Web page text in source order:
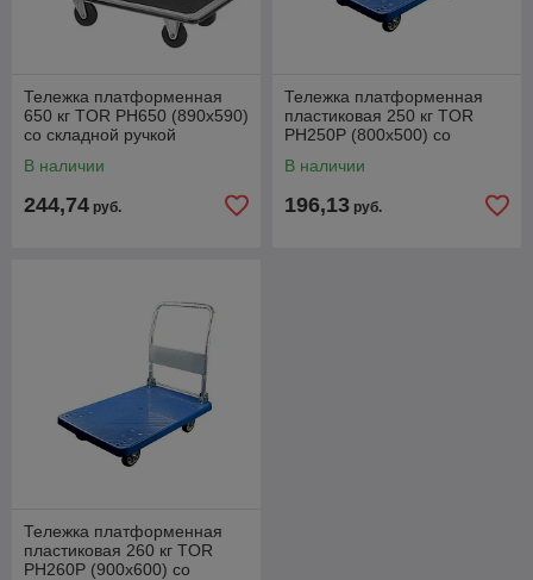
Тележка платформенная
650 кг TOR PH650 (890x590)
со складной ручкой
мм)
В наличии
244,74 руб.
Тележка платформенная
пластиковая 250 кг TOR
PH250P (800х500) со
125 мм)
В наличии
196,13 руб.
Тележка платформенная
пластиковая 260 кг TOR
PH260P (900х600) со